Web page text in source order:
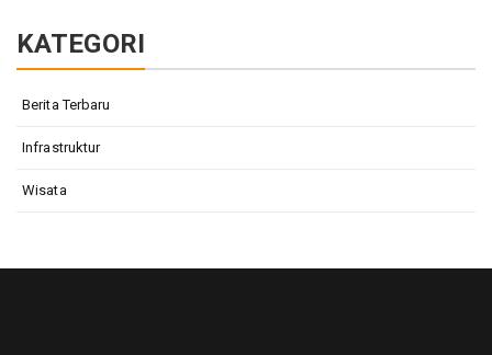
KATEGORI
Berita Terbaru
Infrastruktur
Wisata